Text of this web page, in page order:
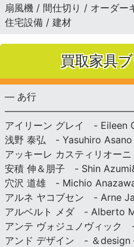
扇風機 / 間仕切り / オーダー
住宅設備 / 建材
買取家具
— あ行
アイリーン グレイ - Eileen
浅野 泰弘 - Yasuhiro Asano
アッキーレ カスティリオ
安積 伸＆朋子 - Shin
穴沢 道雄 - Michio
アルネ ヤコブセン - Arne
アルベルト メダ - Alberto
アンテ ヴォジュノヴィック
アンド デザイン - ＆design